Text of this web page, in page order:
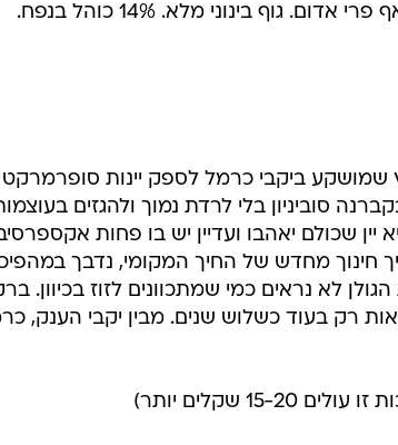
בינוני מלא. 14% כוהל בנפח.
ביקבי כרמל לספק יינות סופרמרקט
סוביניון בלי לרדת נמוך ולהגזים
שכולם יאהבו ועדיין יש בו פחות
חינוך מחדש של החיך המקומי, נדבך
לא נראים כמי שמתכוונים לזוז בכיוון.
רק בעוד כשלוש שנים. מבין יקבי הענק,